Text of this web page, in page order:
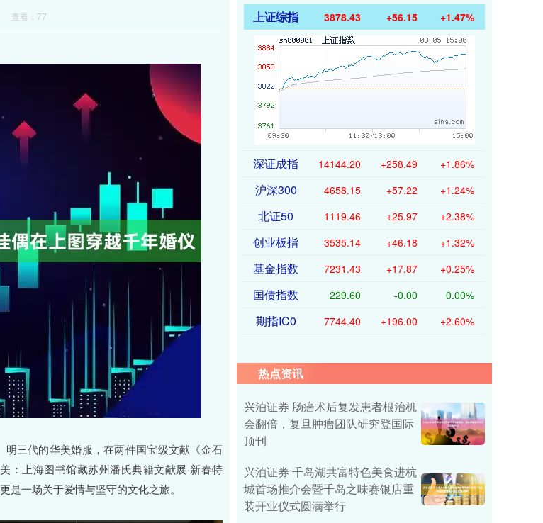
查看：77
三代的华美婚服，在两件国宝级文献《金石
：上海图书馆藏苏州潘氏典籍文献展·新春特
是一场关于爱情与坚守的文化之旅。
上证综指 3878.43 +56.15 +1.47%
深证成指 14144.20 +258.49 +1.86%
沪深300 4658.15 +57.22 +1.24%
北证50 1119.46 +25.97 +2.38%
创业板指 3535.14 +46.18 +1.32%
基金指数 7231.43 +17.87 +0.25%
国债指数 229.60 -0.00 0.00%
期指IC0 7744.40 +196.00 +2.60%
热点资讯
兴泊证券 肠癌术后复发患者根治机
会翻倍，复旦肿瘤团队研究登国际
顶刊
兴泊证券 千岛湖共富特色美食进杭
城首场推介会暨千岛之味赛银店重
装开业仪式圆满举行